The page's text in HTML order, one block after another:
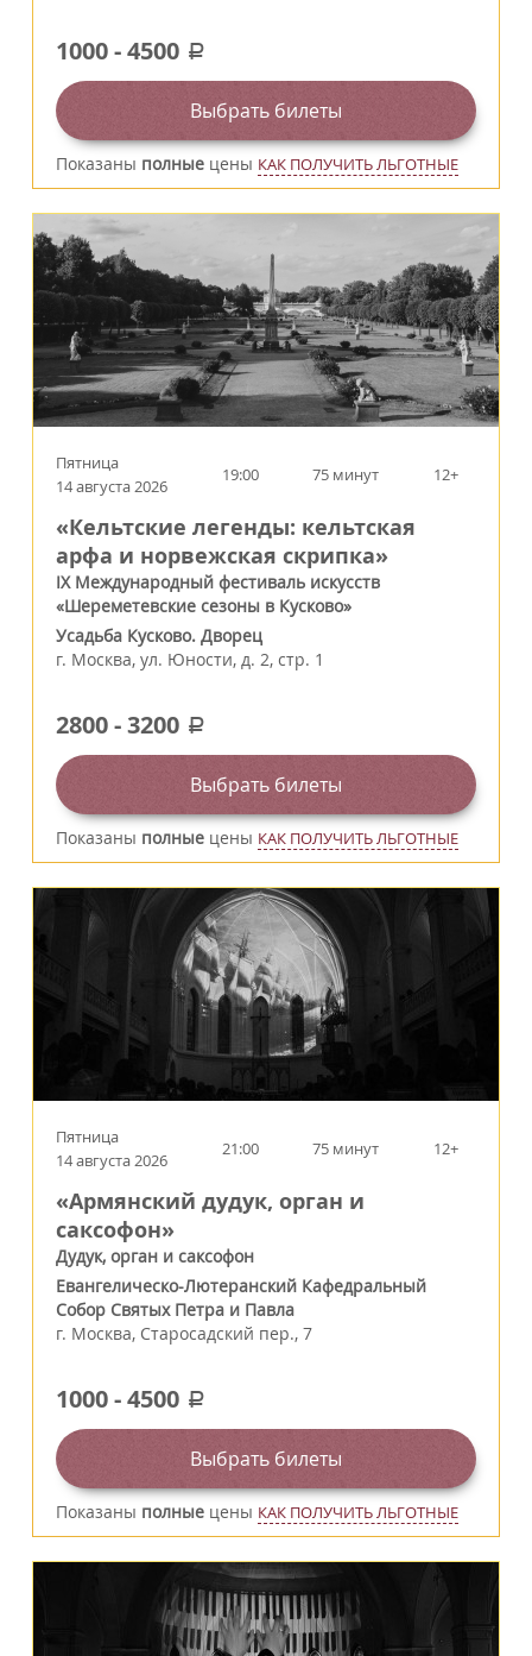
1000-4500 a
Выбрать билеты
Показаны полные цены КАК ПОЛУЧИТЬ ЛЬГОТНЫЕ
Пятница
14 августа 2026
19:00 75 минут 12+
«Кельтские легенды: кельтская
арфа и норвежская скрипка»
IX Международный фестиваль искусств
«Шереметевские сезоны в Кусково»
Усадьба Кусково. Дворец
г. Москва, ул. Юности, д. 2, стр. 1
2800-3200 a
Выбрать билеты
Показаны полные цены КАК ПОЛУЧИТЬ ЛЬГОТНЫЕ
Пятница
14 августа 2026
21:00 75 минут 12+
«Армянский дудук, орган и
саксофон»
Дудук, орган и саксофон
Евангелическо-Лютеранский Кафедральный
Собор Святых Петра и Павла
г. Москва, Старосадский пер., 7
1000-4500 a
Выбрать билеты
Показаны полные цены КАК ПОЛУЧИТЬ ЛЬГОТНЫЕ